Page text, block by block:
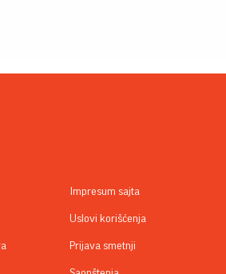
Impresum sajta
Uslovi korišćenja
Prijava smetnji